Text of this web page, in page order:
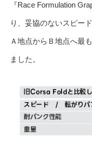
『Race Formulation
り、妥協のないスピー
Ａ地点からＢ地点へ最
ました。